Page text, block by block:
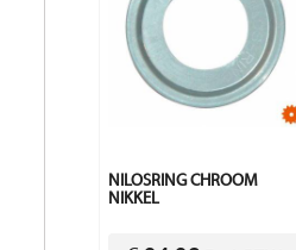
NILOSRING CHROOM
NIKKEL